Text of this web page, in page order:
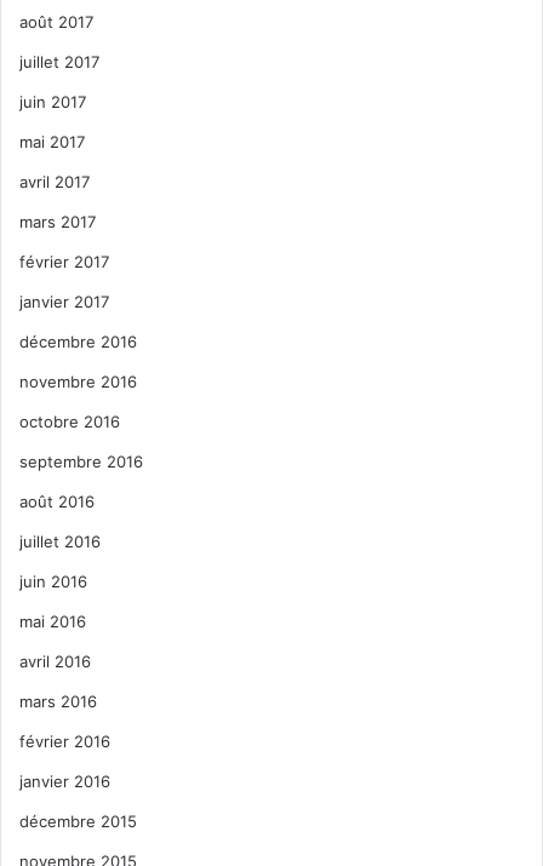
août 2017
juillet 2017
juin 2017
mai 2017
avril 2017
mars 2017
février 2017
janvier 2017
décembre 2016
novembre 2016
octobre 2016
septembre 2016
août 2016
juillet 2016
juin 2016
mai 2016
avril 2016
mars 2016
février 2016
janvier 2016
décembre 2015
novembre 2015